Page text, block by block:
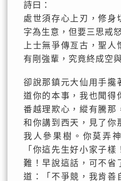
詩曰：
處世須存心上刃，修身
字為生意，但要三思戒
上士無爭傳亙古，聖人
有剛強輩，究竟終成空
卻說那鎮元大仙用手攙
道你的本事，我也聞得
番越理欺心，縱有騰那
和你講到西天，見了你
我人參果樹。你莫弄
「你這先生好小家子
難！早說這話，可不省
道：「不爭競，我肯善